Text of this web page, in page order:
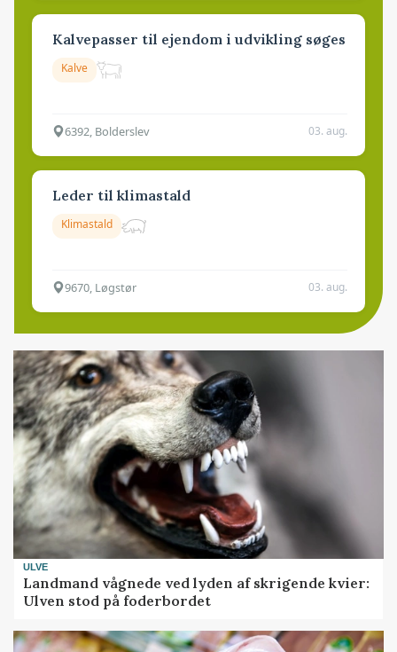
Kalvepasser til ejendom i udvikling søges
Kalve
6392, Bolderslev 03. aug.
Leder til klimastald
Klimastald
9670, Løgstør 03. aug.
ULVE
Landmand vågnede ved lyden af skrigende kvier:
Ulven stod på foderbordet